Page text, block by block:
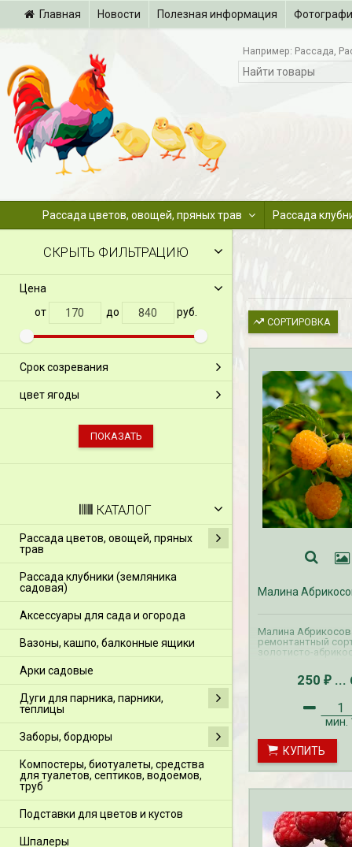
Главная Новости Полезная информация
Например: Рассада
Рассада цветов, овощей, пряных трав Рассада
СКРЫТЬ ФИЛЬТРАЦИЮ
Цена
от
до руб.
Срок созревания
цвет ягоды
КАТАЛОГ
Рассада цветов, овощей, пряных
трав
Рассада клубники (земляника
садовая)
Аксессуары для сада и огорода
Вазоны, кашпо, балконные ящики
Арки садовые
Дуги для парника, парники,
теплицы
Заборы, бордюры
Компостеры, биотуалеты, средства
для туалетов, септиков, водоемов,
труб
Подставки для цветов и кустов
Шпалеры
СОРТИРОВКА
Малина
Малина
ремонтантный
золотисто-
осуществляется с
апрель. Доставка
Прием и доставка
на малину с ЗКС
с мая по октябрь.
250₽ ...
мин.
КУПИТЬ